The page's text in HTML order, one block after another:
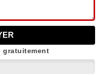
gratuitement